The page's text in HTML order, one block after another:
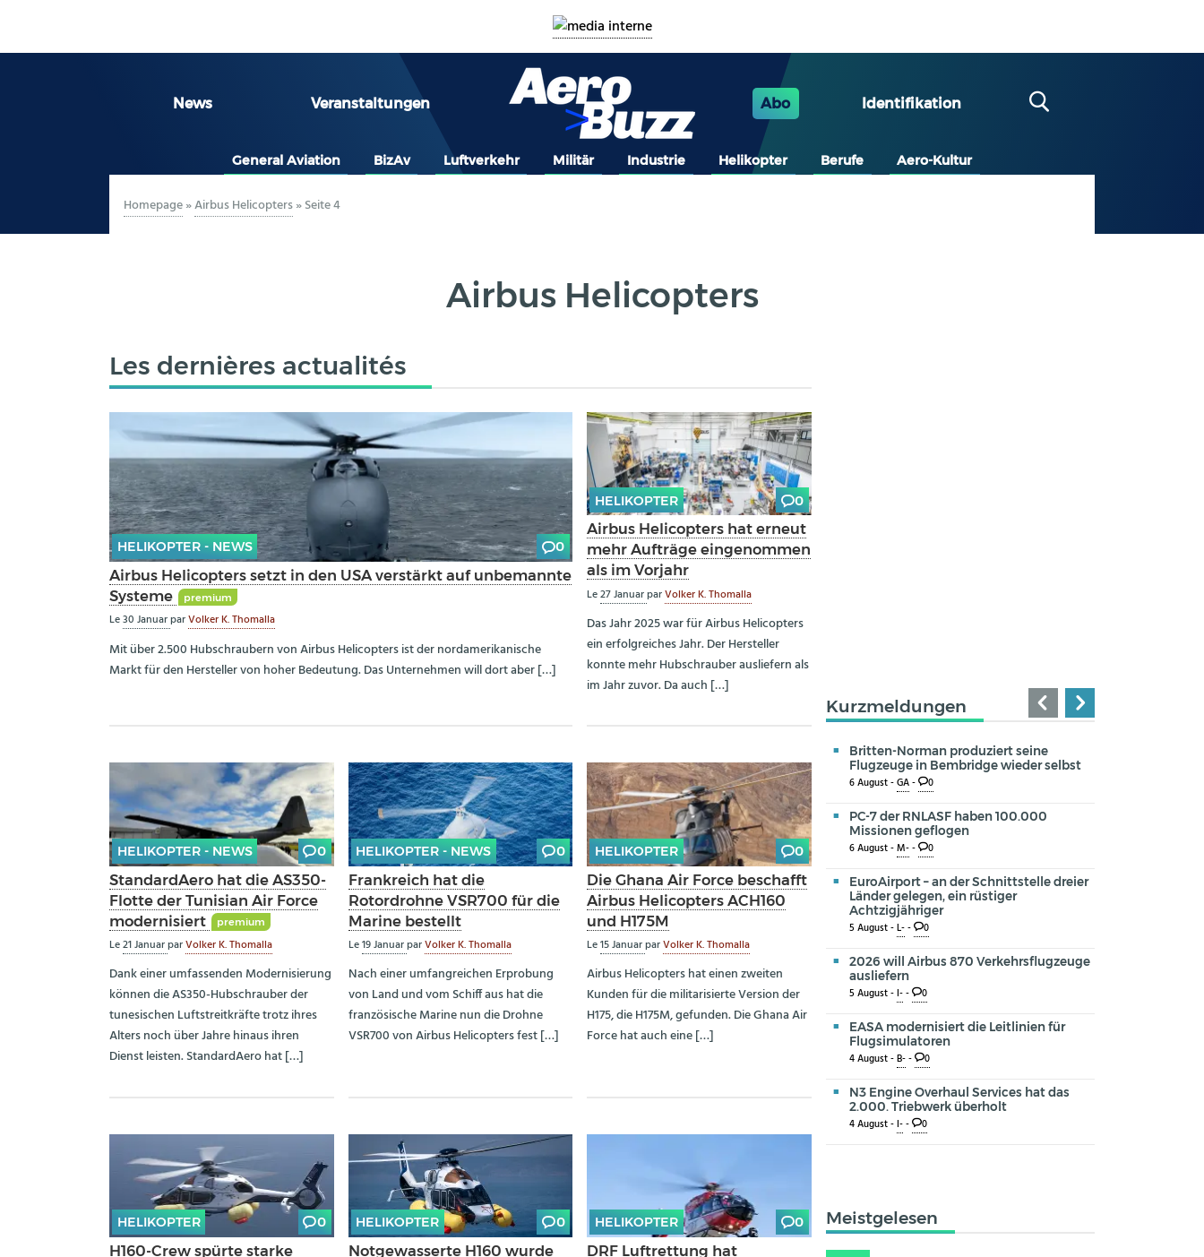
News Veranstaltungen Abo Identifikation
General Aviation BizAv Luftverkehr Militär Industrie Helikopter Berufe Aero-Kultur
Homepage»Airbus Helicopters»Seite 4
Airbus Helicopters
Les dernières actualités
HELIKOPTER - NEWS 0
Airbus Helicopters setzt in den USA verstärkt auf unbemannte
Systeme
premium
Le30 JanuarparVolker K. Thomalla
Mit über 2.500 Hubschraubern von Airbus Helicopters ist der nordamerikanische
Markt für den Hersteller von hoher Bedeutung. Das Unternehmen will dort aber […]
HELIKOPTER 0
Airbus Helicopters hat erneut
mehr Aufträge eingenommen
als im Vorjahr
Le27 JanuarparVolker K. Thomalla
Das Jahr 2025 war für Airbus Helicopters
ein erfolgreiches Jahr. Der Hersteller
konnte mehr Hubschrauber ausliefern als
im Jahr zuvor. Da auch […]
HELIKOPTER - NEWS 0
StandardAero hat die AS350-
Flotte der Tunisian Air Force
modernisiert
premium
Le21 JanuarparVolker K. Thomalla
Dank einer umfassenden Modernisierung
können die AS350-Hubschrauber der
tunesischen Luftstreitkräfte trotz ihres
Alters noch über Jahre hinaus ihren
Dienst leisten. StandardAero hat […]
HELIKOPTER - NEWS 0
Frankreich hat die
Rotordrohne VSR700 für die
Marine bestellt
Le19 JanuarparVolker K. Thomalla
Nach einer umfangreichen Erprobung
von Land und vom Schiff aus hat die
französische Marine nun die Drohne
VSR700 von Airbus Helicopters fest […]
HELIKOPTER 0
Die Ghana Air Force beschafft
Airbus Helicopters ACH160
und H175M
Le15 JanuarparVolker K. Thomalla
Airbus Helicopters hat einen zweiten
Kunden für die militarisierte Version der
H175, die H175M, gefunden. Die Ghana Air
Force hat auch eine […]
HELIKOPTER 0
H160-Crew spürte starke
HELIKOPTER 0
Notgewasserte H160 wurde
HELIKOPTER 0
DRF Luftrettung hat
Kurzmeldungen
Britten-Norman produziert seine
Flugzeuge in Bembridge wieder selbst
6 August -GA- 0
PC-7 der RNLASF haben 100.000
Missionen geflogen
6 August -M-- 0
EuroAirport – an der Schnittstelle dreier
Länder gelegen, ein rüstiger
Achtzigjähriger
5 August -L-- 0
2026 will Airbus 870 Verkehrsflugzeuge
ausliefern
5 August -I-- 0
EASA modernisiert die Leitlinien für
Flugsimulatoren
4 August -B-- 0
N3 Engine Overhaul Services hat das
2.000. Triebwerk überholt
4 August -I-- 0
Meistgelesen